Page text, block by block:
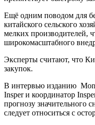
Ещё одним поводом для
китайского сельского
мелких производителей,
широкомасштабного
Эксперты считают, что
закупок.
В интервью изданию
Insper и координатор
прогнозу значительного
следует относиться с